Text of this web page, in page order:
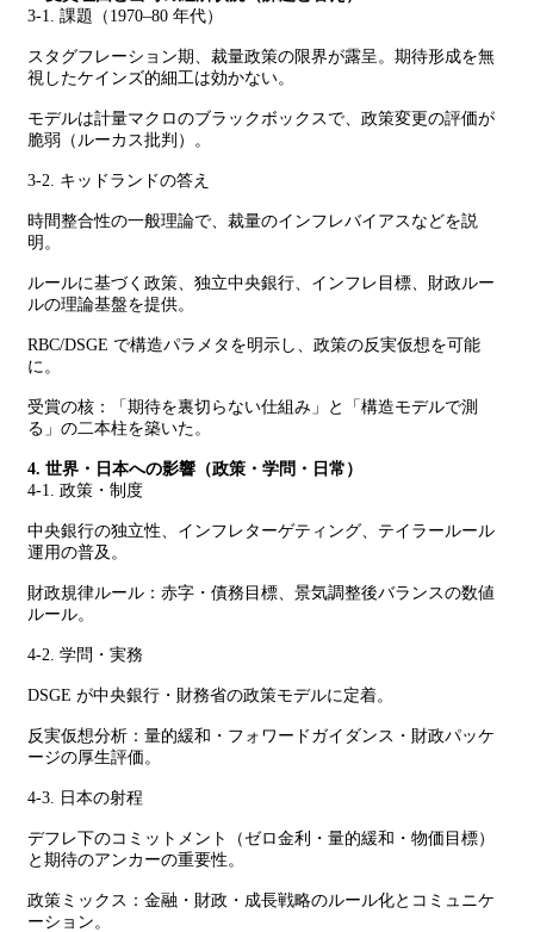
3-1. 課題（1970–80 年代）
スタグフレーション期、裁量政策の限界が露呈。期待形成を無
視したケインズ的細工は効かない。
モデルは計量マクロのブラックボックスで、政策変更の評価が
脆弱（ルーカス批判）。
3-2. キッドランドの答え
時間整合性の一般理論で、裁量のインフレバイアスなどを説
明。
ルールに基づく政策、独立中央銀行、インフレ目標、財政ルー
ルの理論基盤を提供。
RBC/DSGE で構造パラメタを明示し、政策の反実仮想を可能
に。
受賞の核：「期待を裏切らない仕組み」と「構造モデルで測
る」の二本柱を築いた。
4. 世界・日本への影響（政策・学問・日常）
4-1. 政策・制度
中央銀行の独立性、インフレターゲティング、テイラールール
運用の普及。
財政規律ルール：赤字・債務目標、景気調整後バランスの数値
ルール。
4-2. 学問・実務
DSGE が中央銀行・財務省の政策モデルに定着。
反実仮想分析：量的緩和・フォワードガイダンス・財政パッケ
ージの厚生評価。
4-3. 日本の射程
デフレ下のコミットメント（ゼロ金利・量的緩和・物価目標）
と期待のアンカーの重要性。
政策ミックス：金融・財政・成長戦略のルール化とコミュニケ
ーション。